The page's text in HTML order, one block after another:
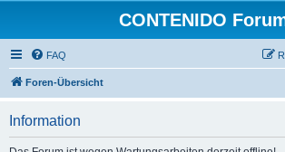
CONTENIDO
FAQ
Foren-Übersicht
Information